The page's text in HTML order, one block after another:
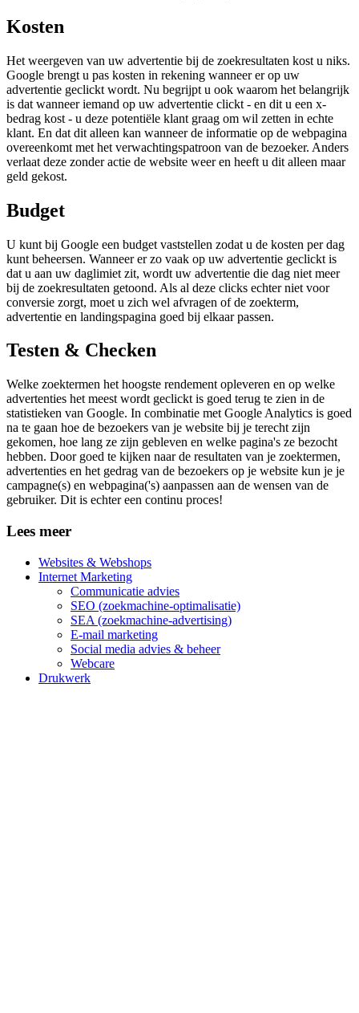
Kosten
Het weergeven van uw advertentie bij de zoekresultaten kost u niks.
Google brengt u pas kosten in rekening wanneer er op uw
advertentie geclickt wordt. Nu begrijpt u ook waarom het belangrijk
is dat wanneer iemand op uw advertentie clickt - en dit u een x-
bedrag kost - u deze potentiële klant graag om wil zetten in echte
klant. En dat dit alleen kan wanneer de informatie op de webpagina
overeenkomt met het verwachtingspatroon van de bezoeker. Anders
verlaat deze zonder actie de website weer en heeft u dit alleen maar
geld gekost.
Budget
U kunt bij Google een budget vaststellen zodat u de kosten per dag
kunt beheersen. Wanneer er zo vaak op uw advertentie geclickt is
dat u aan uw daglimiet zit, wordt uw advertentie die dag niet meer
bij de zoekresultaten getoond. Als al deze clicks echter niet voor
conversie zorgt, moet u zich wel afvragen of de zoekterm,
advertentie en landingspagina goed bij elkaar passen.
Testen & Checken
Welke zoektermen het hoogste rendement opleveren en op welke
advertenties het meest wordt geclickt is goed terug te zien in de
statistieken van Google. In combinatie met Google Analytics is goed
na te gaan hoe de bezoekers van je website bij je terecht zijn
gekomen, hoe lang ze zijn gebleven en welke pagina's ze bezocht
hebben. Door goed te kijken naar de resultaten van je zoektermen,
advertenties en het gedrag van de bezoekers op je website kun je je
campagne(s) en webpagina('s) aanpassen aan de wensen van de
gebruiker. Dit is echter een continu proces!
Lees meer
Websites & Webshops
Internet Marketing
Communicatie advies
SEO (zoekmachine-optimalisatie)
SEA (zoekmachine-advertising)
E-mail marketing
Social media advies & beheer
Webcare
Drukwerk